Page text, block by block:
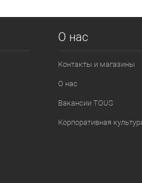
О нас
Контакты и магазины
О нас
Вакансии TOUS
Корпоративная